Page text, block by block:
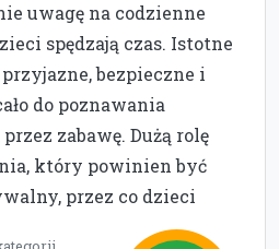
uwagę na codzienne
spędzają czas. Istotne
bezpieczne i
do poznawania
zabawę. Dużą rolę
który powinien być
przez co dzieci